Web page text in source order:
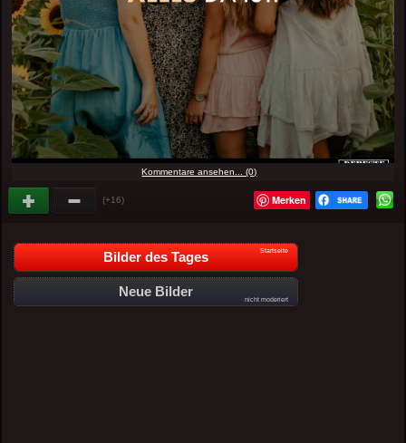
Kommentare ansehen... (0)
(+16) Merken
Bilder des Tages Startseite
Neue Bilder
nicht moderiert